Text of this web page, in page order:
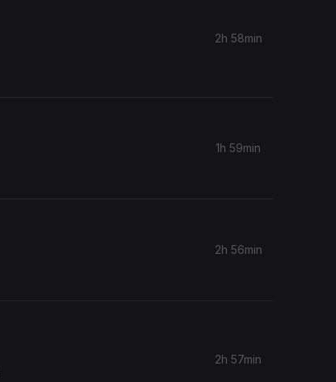
2h 58min
1h 59min
2h 56min
2h 57min